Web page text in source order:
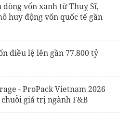
dòng vốn xanh từ Thuỵ Sĩ,
huy động vốn quốc tế gần
điều lệ lên gần 77.800 tỷ
- ProPack Vietnam 2026
giá trị ngành F&B